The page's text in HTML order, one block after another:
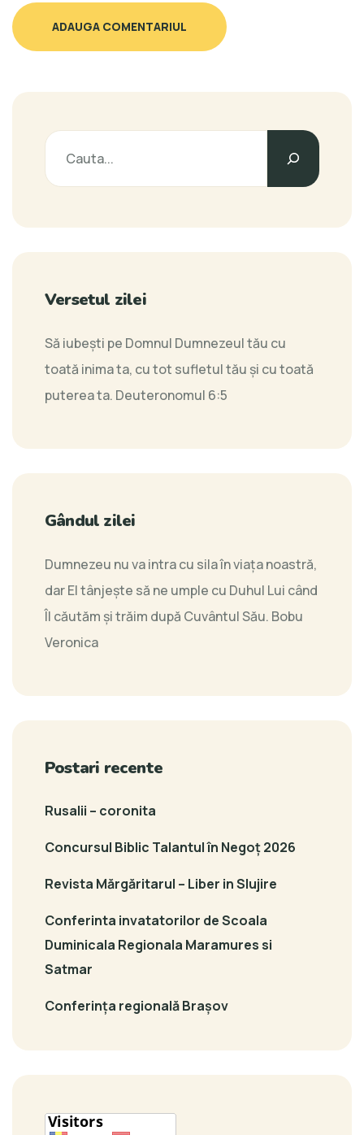
ADAUGA COMENTARIUL
Versetul zilei
Să iubeşti pe Domnul Dumnezeul tău cu
toată inima ta, cu tot sufletul tău şi cu toată
puterea ta. Deuteronomul 6:5
Gândul zilei
Dumnezeu nu va intra cu sila în viața noastră,
dar El tânjeşte să ne umple cu Duhul Lui când
Îl căutăm şi trăim după Cuvântul Său. Bobu
Veronica
Postari recente
Rusalii – coronita
Concursul Biblic Talantul în Negoț 2026
Revista Mărgăritarul – Liber in Slujire
Conferinta invatatorilor de Scoala
Duminicala Regionala Maramures si
Satmar
Conferința regională Brașov